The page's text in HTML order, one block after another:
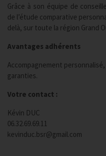
Grâce à son équipe de
de l’étude comparative
delà, sur toute la région Grand
Avantages adhérents
Accompagnement
garanties.
Votre contact :
Kévin DUC
06.32.69.69.11
kevinduc.bsr@gmail.com